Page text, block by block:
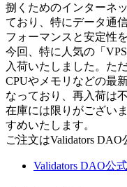
捌くためのインターネ
ており、特にデータ通
フォーマンスと安定性
今回、特に人気の「
入荷いたしました。た
CPUやメモリなどの最
なっており、再入荷は
在庫には限りがござい
すめいたします。
ご注文はValidators
Validators DAO公